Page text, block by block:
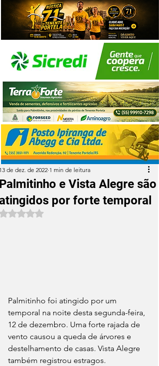
e Vista Alegre são
por forte temporal
de dez. de 2022 1 min de leitura
Avaliado com NaN de 5 estrelas.
Palmitinho foi atingido por um
temporal na noite desta segunda-feira,
12 de dezembro. Uma forte rajada de
vento causou a queda de árvores e
destelhamento de casas. Vista Alegre
também registrou estragos.